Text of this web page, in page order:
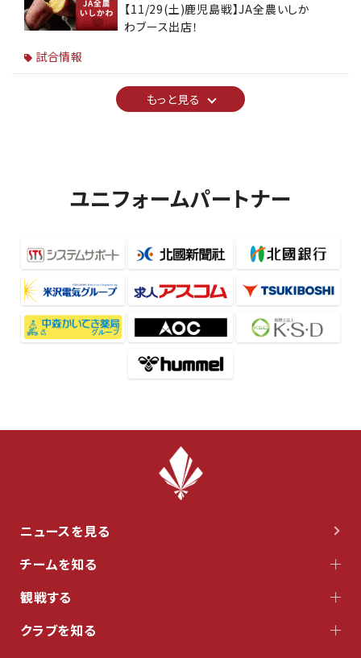
【11/29(土)鹿児島戦】JA全農いしか
わブース出店！
試合情報
もっと見る
ユニフォームパートナー
ニュースを見る
チームを知る
観戦する
クラブを知る